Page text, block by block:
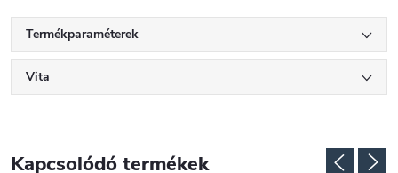
Termékparaméterek
Vita
Kapcsolódó termékek